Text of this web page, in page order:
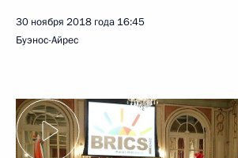
30 ноября 2018 года 16:45
Буэнос-Айрес